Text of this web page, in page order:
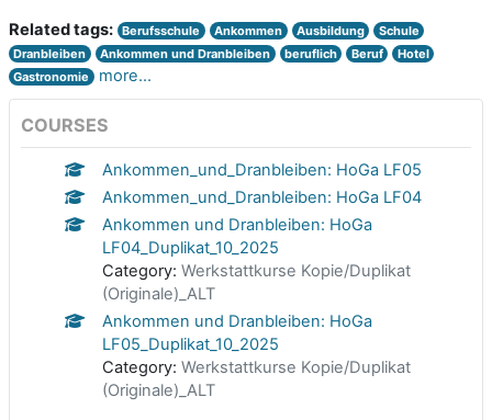
Related tags: Berufsschule Ankommen Ausbildung
Schule
Dranbleiben
Ankommen und Dranbleiben beruflich Beruf
Hotel
Gastronomie
more...
COURSES
Ankommen_und_Dranbleiben: HoGa LF05
Ankommen_und_Dranbleiben: HoGa LF04
Ankommen und Dranbleiben: HoGa
LF04_Duplikat_10_2025
Category:Werkstattkurse Kopie/Duplikat
(Originale)_ALT
Ankommen und Dranbleiben: HoGa
LF05_Duplikat_10_2025
Category:Werkstattkurse Kopie/Duplikat
(Originale)_ALT